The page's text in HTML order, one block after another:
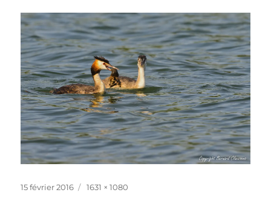
Publié
15 février 2016
Taille
1631 × 1080